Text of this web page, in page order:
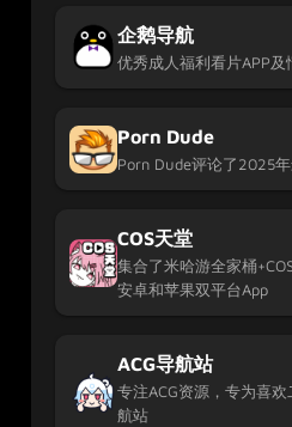
企鹅导航
优秀成人福利看片APP及
Porn Dude
Porn Dude评论了2025年
COS天堂
集合了米哈游全家桶
安卓和苹果双平台App
ACG导航站
专注ACG资源，专为喜
航站